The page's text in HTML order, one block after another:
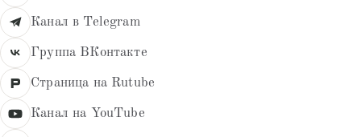
Канал в Telegram
Группа ВКонтакте
Страница на Rutube
Канал на YouTube